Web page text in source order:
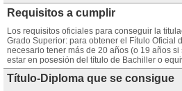
Requisitos a cumplir
Los requisitos oficiales para conseguir la
Grado Superior: para obtener el Fítulo Oficial
necesario tener más de 20 años (o 19 años
estar en posesión del título de Bachiller o
Título-Diploma que se consigue